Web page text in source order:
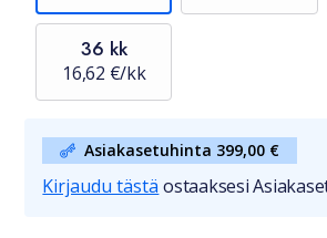
36 kk
16,62 €/kk
Asiakasetuhinta 399,00 €
Kirjaudu tästä ostaaksesi